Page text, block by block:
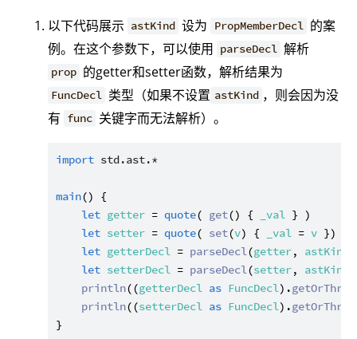
以下代码展示 astKind 设为 PropMemberDecl 的案
例。在这个参数下，可以使用 parseDecl 解析
prop 的getter和setter函数，解析结果为
FuncDecl 类型（如果不设置 astKind ，则会因为没
有 func 关键字而无法解析）。
import std.ast.*
main() {
let getter = quote( get() { _val } )
let setter = quote( set(v) { _val = v })
let getterDecl = parseDecl(getter, astKind
let setterDecl = parseDecl(setter, astKind
println((getterDecl as FuncDecl).getOrThrow
println((setterDecl as FuncDecl).getOrThrow